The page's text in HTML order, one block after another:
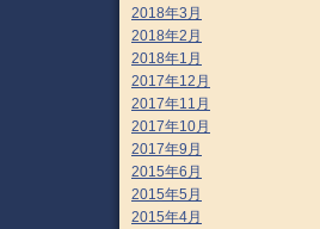
2018年3月
2018年2月
2018年1月
2017年12月
2017年11月
2017年10月
2017年9月
2015年6月
2015年5月
2015年4月